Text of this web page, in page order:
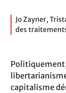
Jo Zayner,
des
capitalisme